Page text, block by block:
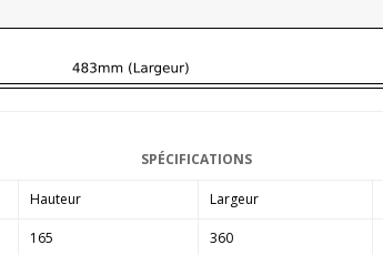
SPÉCIFICATIONS
Hauteur Largeur
165 360